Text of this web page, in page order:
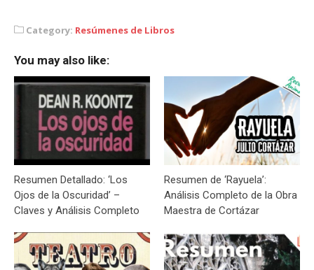
Category: Resúmenes de Libros
You may also like:
Resumen Detallado: ‘Los
Ojos de la Oscuridad’ –
Claves y Análisis Completo
Resumen de ‘Rayuela’:
Análisis Completo de la Obra
Maestra de Cortázar